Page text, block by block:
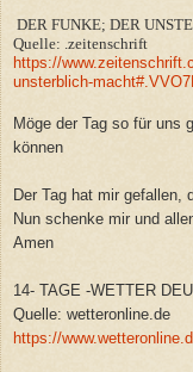
DER FUNKE; DER
Quelle: .zeitenschrift
https://
unsterblich-
Möge der Tag so für uns
können
Der Tag hat mir gefallen,
Nun schenke mir und
Amen
14- TAGE -WETTER
Quelle: wetteronline.de
https://